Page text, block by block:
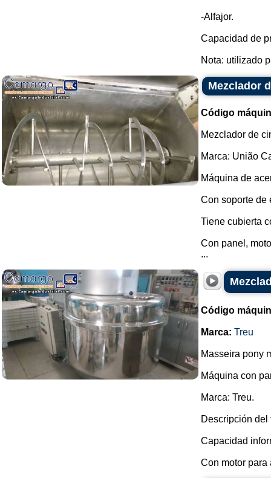
-Alfajor.
Capacidad de
Nota: utilizado
Mezclador
Código
Mezclador de
Marca: União
Máquina de
Con soporte de
Tiene cubierta
Con panel,
...
Código
Marca: Treu
Masseira pony
Máquina con
Marca: Treu.
Descripción del
Capacidad
Con motor para